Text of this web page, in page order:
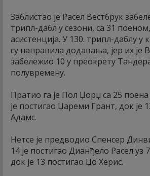
Заблистао је Расел Вестбрук
трипл-дабл у сезони, са 31
асистенција. У 130. трипл-даблу у
су направила додавања, јер их је
забележио 10 у преокрету
полувремену.
Пратио га је Пол Џорџ са 25
је постигао Џареми Грант, док је
Адамс.
Нетсе је предводио Спенсер
14 је постигао Дианђело Расел уз
док је 13 постигао Џо Херис.